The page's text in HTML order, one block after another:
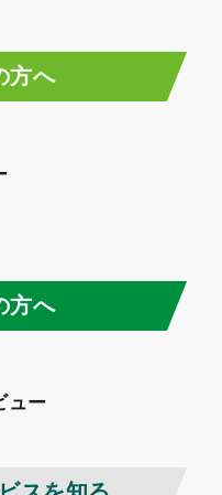
方へ
方へ
ュー